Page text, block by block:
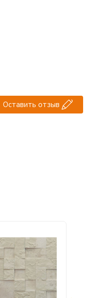
Оставить отзыв